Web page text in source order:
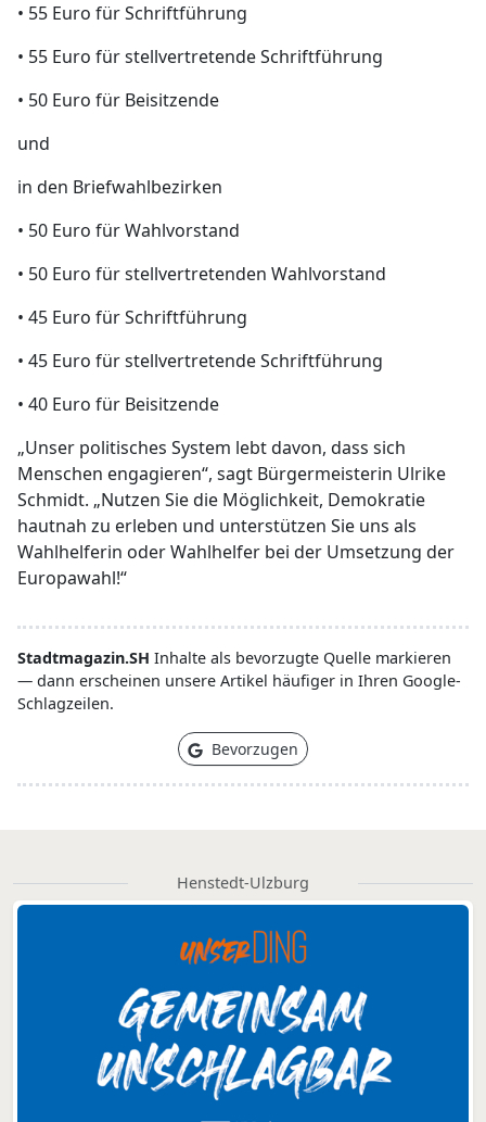
• 55 Euro für Schriftführung
• 55 Euro für stellvertretende Schriftführung
• 50 Euro für Beisitzende
und
in den Briefwahlbezirken
• 50 Euro für Wahlvorstand
• 50 Euro für stellvertretenden Wahlvorstand
• 45 Euro für Schriftführung
• 45 Euro für stellvertretende Schriftführung
• 40 Euro für Beisitzende
„Unser politisches System lebt davon, dass sich
Menschen engagieren“, sagt Bürgermeisterin Ulrike
Schmidt. „Nutzen Sie die Möglichkeit, Demokratie
hautnah zu erleben und unterstützen Sie uns als
Wahlhelferin oder Wahlhelfer bei der Umsetzung der
Europawahl!“
Stadtmagazin.SH Inhalte als bevorzugte Quelle markieren
— dann erscheinen unsere Artikel häufiger in Ihren Google-
Schlagzeilen.
Bevorzugen
Henstedt-Ulzburg